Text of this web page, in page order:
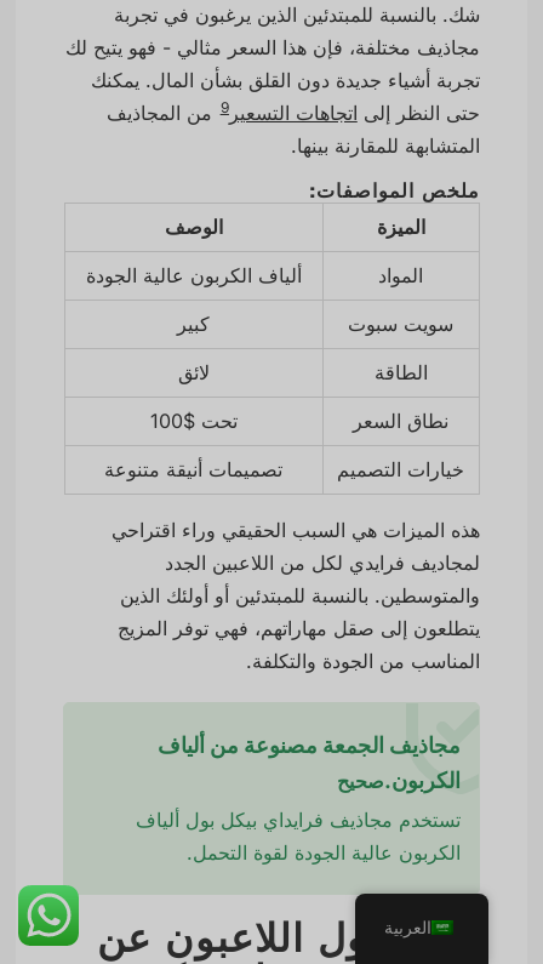
شك. بالنسبة للمبتدئين الذين يرغبون في تجربة
مجاذيف مختلفة، فإن هذا السعر مثالي - فهو يتيح لك
تجربة أشياء جديدة دون القلق بشأن المال. يمكنك
حتى النظر إلى اتجاهات التسعير9 من المجاذيف
المتشابهة للمقارنة بينها.
ملخص المواصفات:
الميزة
الوصف
المواد
ألياف الكربون عالية الجودة
سويت سبوت
كبير
الطاقة
لائق
نطاق السعر
تحت $100
خيارات التصميم
تصميمات أنيقة متنوعة
هذه الميزات هي السبب الحقيقي وراء اقتراحي
لمجاديف فرايدي لكل من اللاعبين الجدد
والمتوسطين. بالنسبة للمبتدئين أو أولئك الذين
يتطلعون إلى صقل مهاراتهم، فهي توفر المزيج
المناسب من الجودة والتكلفة.
مجاذيف الجمعة مصنوعة من ألياف
الكربون.صحيح
تستخدم مجاذيف فرايداي بيكل بول ألياف
الكربون عالية الجودة لقوة التحمل.
ماذا يقول اللاعبون عن
العربية